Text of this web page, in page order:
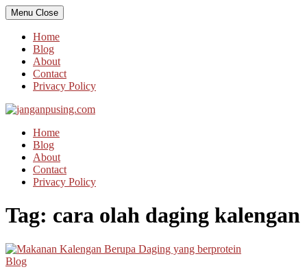
Skip
to
content
Menu Close
Home
Blog
About
Contact
Privacy Policy
Home
Blog
About
Contact
Privacy Policy
Tag: cara olah daging kalengan
Blog